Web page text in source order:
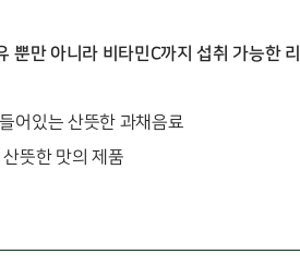
뿐만 아니라 비타민C까지 섭취 가능한
어있는 산뜻한 과채음료
뜻한 맛의 제품